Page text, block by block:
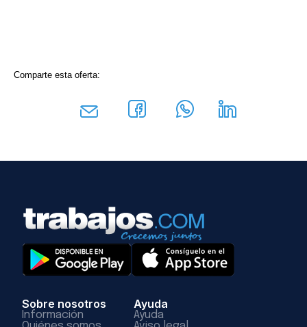
Comparte esta oferta:
Sobre nosotros
Información
Ayuda
Ayuda